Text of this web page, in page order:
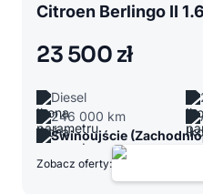
23 500 zł
Diesel
246 000 km
Świnoujście
Zobacz oferty: